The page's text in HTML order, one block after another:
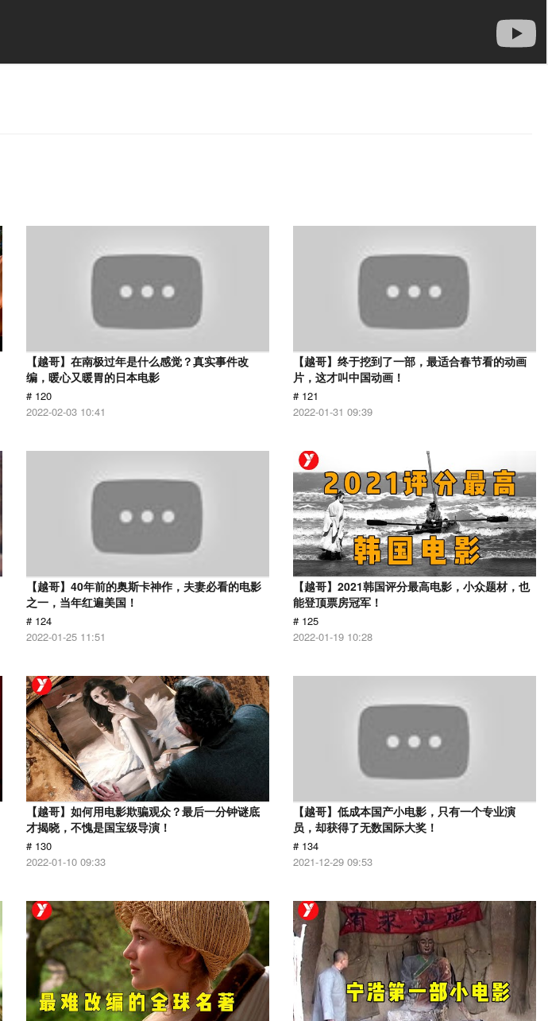
【越哥】在南极过年是什么感觉？真实事件改
编，暖心又暖胃的日本电影
# 120
2022-02-03 10:41
【越哥】终于挖到了一部，最适合春节看的动画
片，这才叫中国动画！
# 121
2022-01-31 09:39
【越哥】40年前的奥斯卡神作，夫妻必看的电影
之一，当年红遍美国！
# 124
2022-01-25 11:51
【越哥】2021韩国评分最高电影，小众题材，也
能登顶票房冠军！
# 125
2022-01-19 10:28
【越哥】如何用电影欺骗观众？最后一分钟谜底
才揭晓，不愧是国宝级导演！
# 130
2022-01-10 09:33
【越哥】低成本国产小电影，只有一个专业演
员，却获得了无数国际大奖！
# 134
2021-12-29 09:53